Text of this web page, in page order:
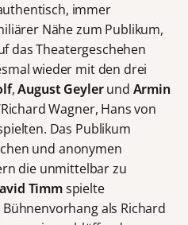
immer
Nähe zum Publikum,
das Theatergeschehen
wieder mit den drei
,August Geylerund Armin
Wagner, Hans von
Das Publikum
und anonymen
die unmittelbar zu
Timmspielte
als Richard